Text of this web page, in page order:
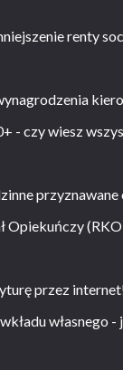
renty
- czy wiesz
Opiekuńczy
przez
własnego